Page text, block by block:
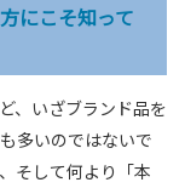
にこそ知って
、いざブランド品を
多いのではないで
そして何より「本